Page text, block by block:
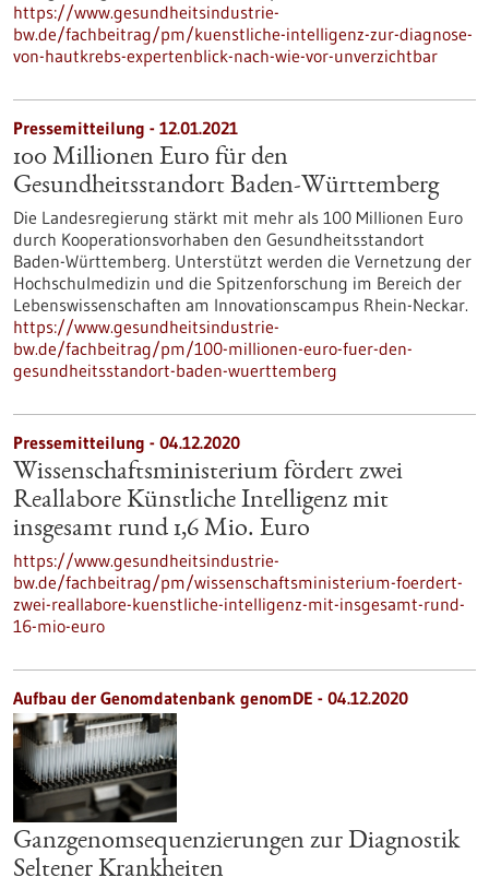
https://www.gesundheitsindustrie-
bw.de/fachbeitrag/pm/kuenstliche-intelligenz-zur-diagnose-
von-hautkrebs-expertenblick-nach-wie-vor-unverzichtbar
Pressemitteilung - 12.01.2021
100 Millionen Euro für den
Gesundheitsstandort Baden-Württemberg
Die Landesregierung stärkt mit mehr als 100 Millionen Euro
durch Kooperationsvorhaben den Gesundheitsstandort
Baden-Württemberg. Unterstützt werden die Vernetzung der
Hochschulmedizin und die Spitzenforschung im Bereich der
Lebenswissenschaften am Innovationscampus Rhein-Neckar.
https://www.gesundheitsindustrie-
bw.de/fachbeitrag/pm/100-millionen-euro-fuer-den-
gesundheitsstandort-baden-wuerttemberg
Pressemitteilung - 04.12.2020
Wissenschaftsministerium fördert zwei
Reallabore Künstliche Intelligenz mit
insgesamt rund 1,6 Mio. Euro
https://www.gesundheitsindustrie-
bw.de/fachbeitrag/pm/wissenschaftsministerium-foerdert-
zwei-reallabore-kuenstliche-intelligenz-mit-insgesamt-rund-
16-mio-euro
Aufbau der Genomdatenbank genomDE - 04.12.2020
Ganzgenomsequenzierungen zur Diagnostik
Seltener Krankheiten